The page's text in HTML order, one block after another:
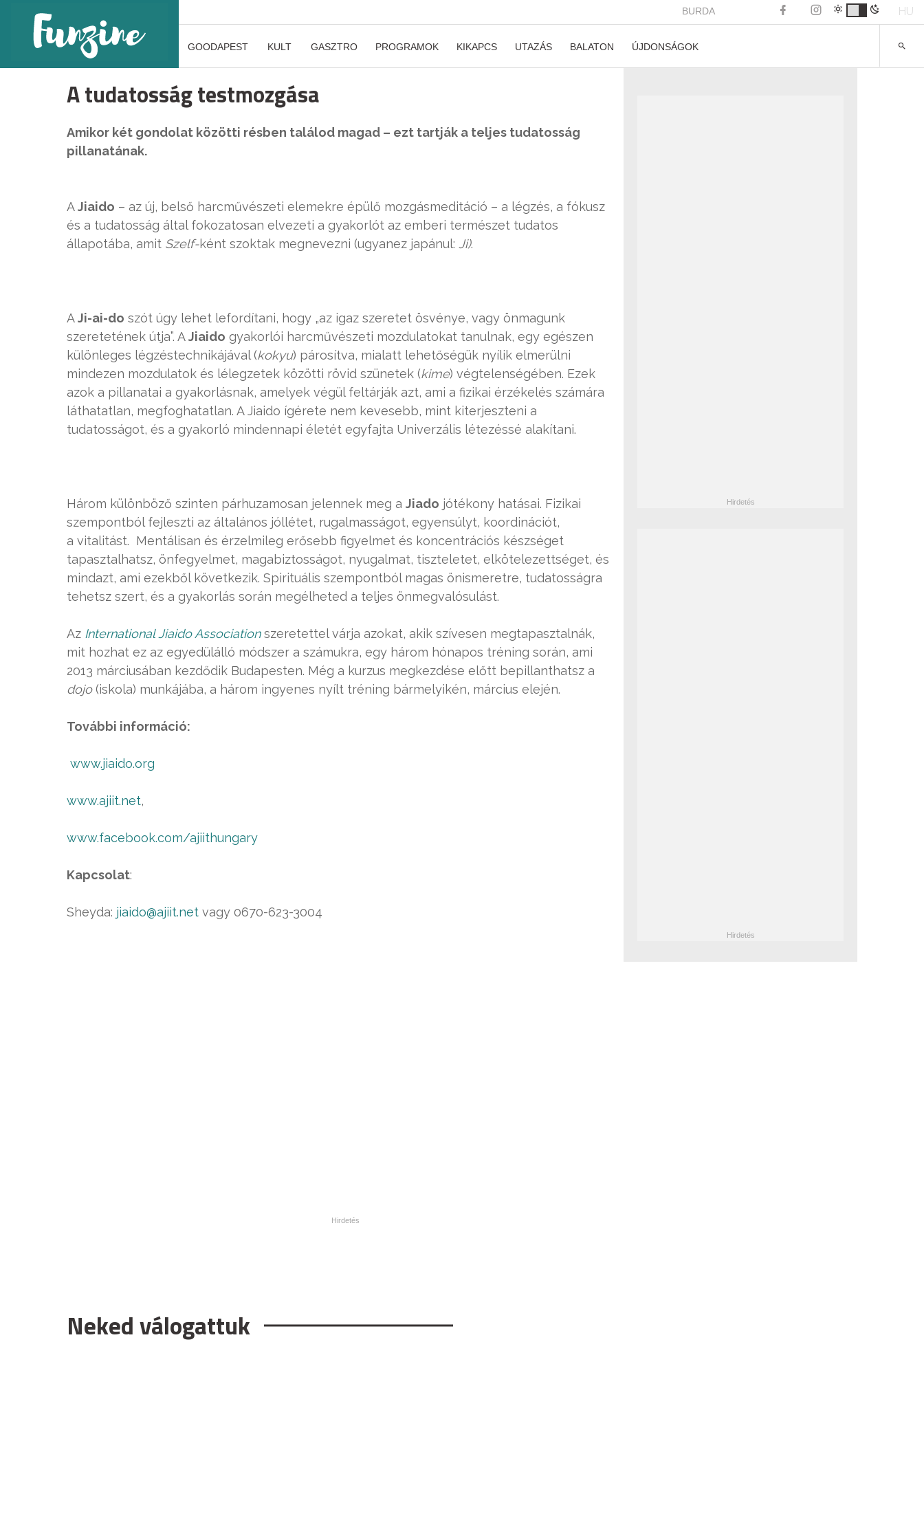
BURDA HU
GOODAPEST KULT GASZTRO PROGRAMOK KIKAPCS UTAZÁS BALATON ÚJDONSÁGOK
A tudatosság testmozgása
Amikor két gondolat közötti résben találod magad – ezt tartják a teljes tudatosság
pillanatának.
AJiaido – az új, belső harcművészeti elemekre épülő mozgásmeditáció – a légzés, a fókusz
és a tudatosság által fokozatosan elvezeti a gyakorlót az emberi természet tudatos
állapotába, amit Szelf-ként szoktak megnevezni (ugyanez japánul: Ji).
AJi-ai-do szót úgy lehet lefordítani, hogy „az igaz szeretet ösvénye, vagy önmagunk
szeretetének útja”. AJiaido gyakorlói harcművészeti mozdulatokat tanulnak, egy egészen
különleges légzéstechnikájával (kokyu) párosítva, mialatt lehetőségük nyílik elmerülni
mindezen mozdulatok és lélegzetek közötti rövid szünetek (kime) végtelenségében. Ezek
azok a pillanatai a gyakorlásnak, amelyek végül feltárják azt, ami a fizikai érzékelés számára
láthatatlan, megfoghatatlan. A Jiaido ígérete nem kevesebb, mint kiterjeszteni a
tudatosságot, és a gyakorló mindennapi életét egyfajta Univerzális létezéssé alakítani.
Három különböző szinten párhuzamosan jelennek meg a Jiado jótékony hatásai. Fizikai
szempontból fejleszti az általános jóllétet, rugalmasságot, egyensúlyt, koordinációt,
a vitalitást. Mentálisan és érzelmileg erősebb figyelmet és koncentrációs készséget
tapasztalhatsz, önfegyelmet, magabiztosságot, nyugalmat, tiszteletet, elkötelezettséget, és
mindazt, ami ezekből következik. Spirituális szempontból magas önismeretre, tudatosságra
tehetsz szert, és a gyakorlás során megélheted a teljes önmegvalósulást.
Az International Jiaido Associationszeretettel várja azokat, akik szívesen megtapasztalnák,
mit hozhat ez az egyedülálló módszer a számukra, egy három hónapos tréning során, ami
2013 márciusában kezdődik Budapesten. Még a kurzus megkezdése előtt bepillanthatsz a
dojo(iskola) munkájába, a három ingyenes nyílt tréning bármelyikén, március elején.
További információ:
www.jiaido.org
www.ajiit.net,
www.facebook.com/ajiithungary
Kapcsolat:
Sheyda: jiaido@ajiit.net vagy 0670-623-3004
Neked válogattuk